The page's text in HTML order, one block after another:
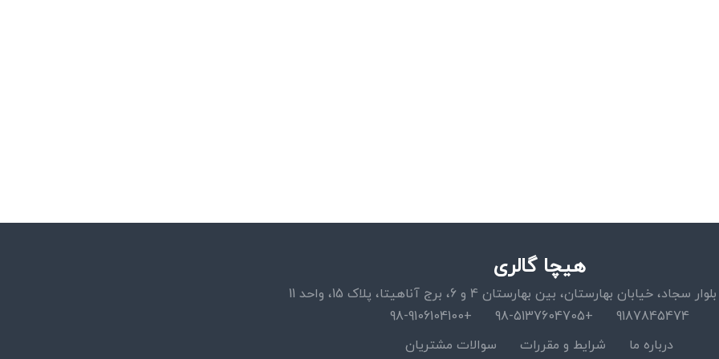
هیچا گالری
خیابان بهارستان، بین بهارستان 4 و 6، برج آناهیتا، پلاک 15، واحد 11
9187845474
+98-5137604705
+98-9106104100
درباره ما
شرایط و مقررات سوالات مشتریان